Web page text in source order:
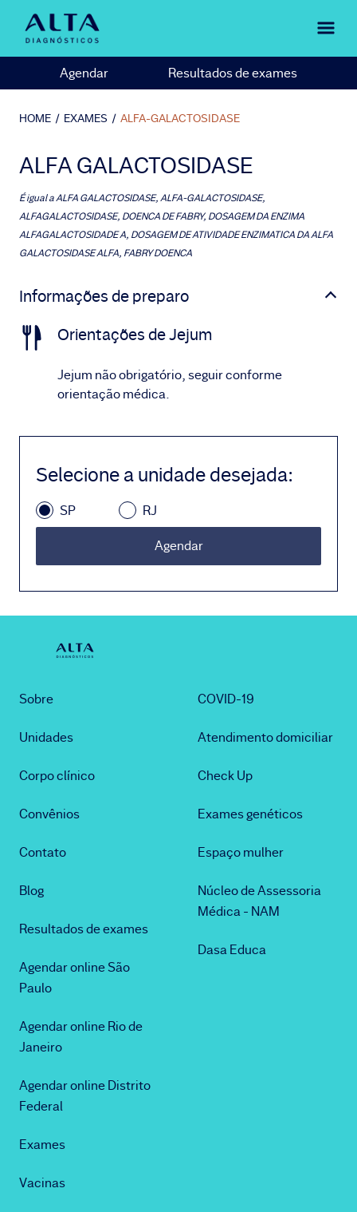
Agendar Resultados de exames
HOME / EXAMES / ALFA-GALACTOSIDASE
ALFA GALACTOSIDASE
É igual aALFA GALACTOSIDASE, ALFA-GALACTOSIDASE,
ALFAGALACTOSIDASE, DOENCA DE FABRY, DOSAGEM DA ENZIMA
ALFAGALACTOSIDADE A, DOSAGEM DE ATIVIDADE ENZIMATICA DA ALFA
GALACTOSIDASE ALFA, FABRY DOENCA
Informações de preparo
Orientações de Jejum
Jejum não obrigatório, seguir conforme
orientação médica.
Selecione a unidade desejada:
SP RJ
Agendar
Sobre
Unidades
Corpo clínico
Convênios
Contato
Blog
Resultados de exames
Agendar online São
Paulo
Agendar online Rio de
Janeiro
Agendar online Distrito
Federal
Exames
Vacinas
COVID-19
Atendimento domiciliar
Check Up
Exames genéticos
Espaço mulher
Núcleo de Assessoria
Médica - NAM
Dasa Educa